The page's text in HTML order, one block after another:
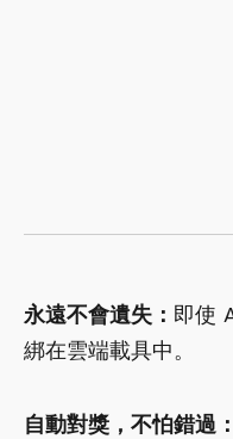
永遠不會遺失： 即使
綁在雲端載具中。
自動對獎，不怕錯過：